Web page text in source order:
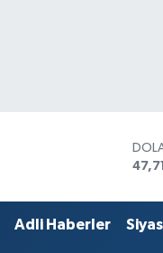
Adli Haberler